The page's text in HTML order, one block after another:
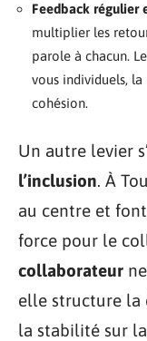
Feedback régulier
multiplier les
parole à chacun.
vous individuels,
cohésion.
Un autre levier
l’inclusion. À
au centre et
force pour le
collaborateur
elle structure la
la stabilité sur